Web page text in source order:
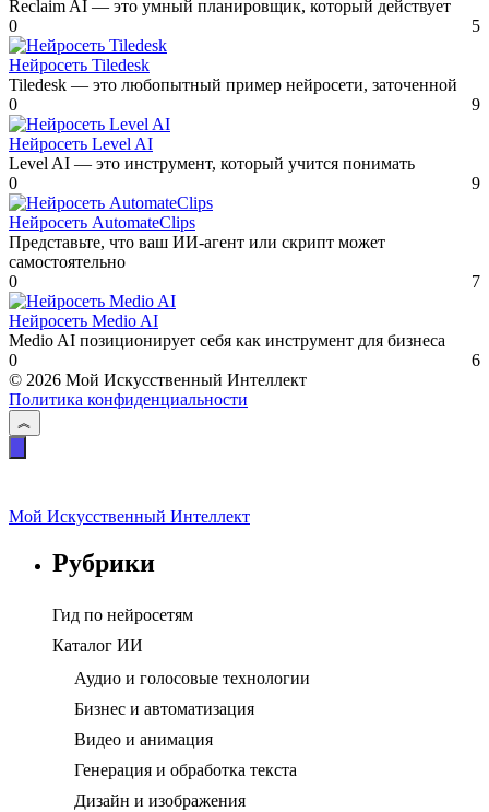
Reclaim AI — это умный планировщик, который действует
0
5
Нейросеть Tiledesk
Tiledesk — это любопытный пример нейросети, заточенной
0
9
Нейросеть Level AI
Level AI — это инструмент, который учится понимать
0
9
Нейросеть AutomateClips
Представьте, что ваш ИИ-агент или скрипт может
самостоятельно
0
7
Нейросеть Medio AI
Medio AI позиционирует себя как инструмент для бизнеса
0
6
© 2026 Мой Искусственный Интеллект
Политика конфиденциальности
Мой Искусственный Интеллект
Рубрики
Гид по нейросетям
Каталог ИИ
Аудио и голосовые технологии
Бизнес и автоматизация
Видео и анимация
Генерация и обработка текста
Дизайн и изображения